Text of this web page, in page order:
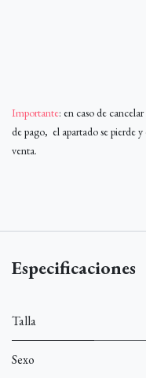
Importante: en caso de
de pago, el apartado se pierde
venta.
Especificaciones
Talla
Sexo